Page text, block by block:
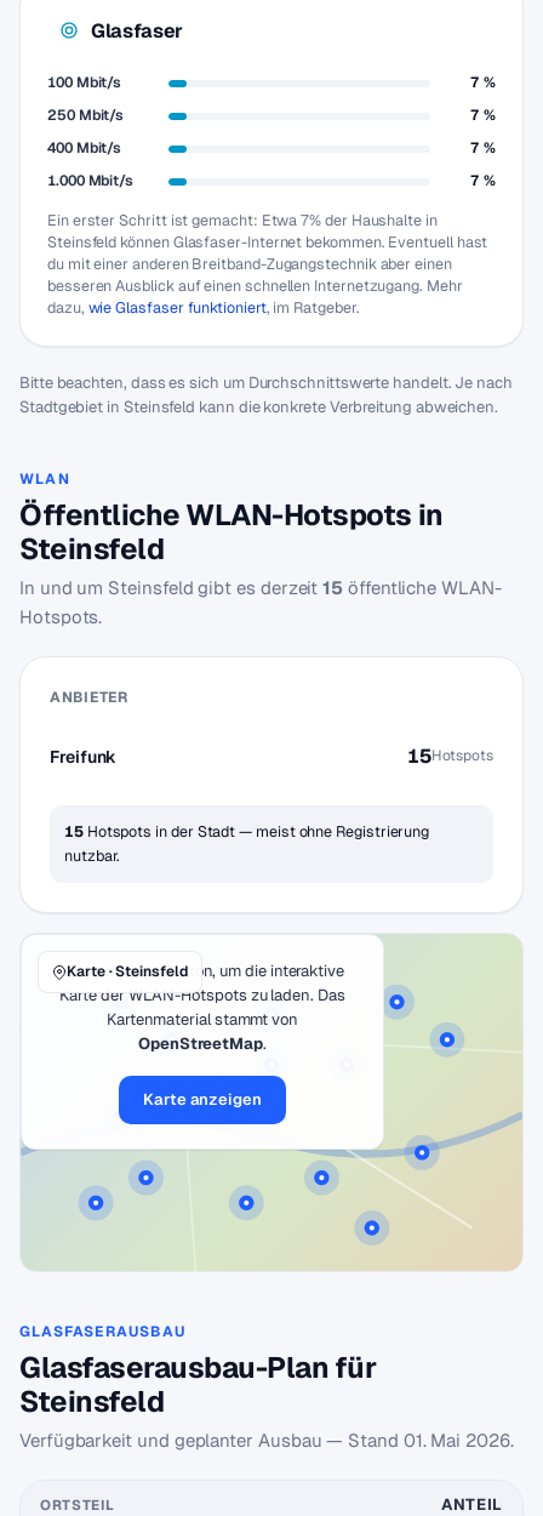
Glasfaser
100 Mbit/s
7 %
250 Mbit/s
7 %
400 Mbit/s
7 %
1.000 Mbit/s
7 %
Ein erster Schritt ist gemacht: Etwa 7% der Haushalte in
Steinsfeld können Glasfaser-Internet bekommen. Eventuell hast
du mit einer anderen Breitband-Zugangstechnik aber einen
besseren Ausblick auf einen schnellen Internetzugang. Mehr
dazu, wie Glasfaser funktioniert, im Ratgeber.
Bitte beachten, dass es sich um Durchschnittswerte handelt. Je nach
Stadtgebiet in Steinsfeld kann die konkrete Verbreitung abweichen.
WLAN
Öffentliche WLAN-Hotspots in
Steinsfeld
In und um Steinsfeld gibt es derzeit15 öffentliche WLAN-
Hotspots.
ANBIETER
Freifunk 15Hotspots
15Hotspots in der Stadt — meist ohne Registrierung
nutzbar.
Klicke auf den Button, um die interaktive
Karte der WLAN-Hotspots zu laden. Das
Kartenmaterial stammt von
OpenStreetMap.
Karte anzeigen
Karte · Steinsfeld
GLASFASERAUSBAU
Glasfaserausbau-Plan für
Steinsfeld
Verfügbarkeit und geplanter Ausbau — Stand 01. Mai 2026.
ORTSTEIL ANTEIL